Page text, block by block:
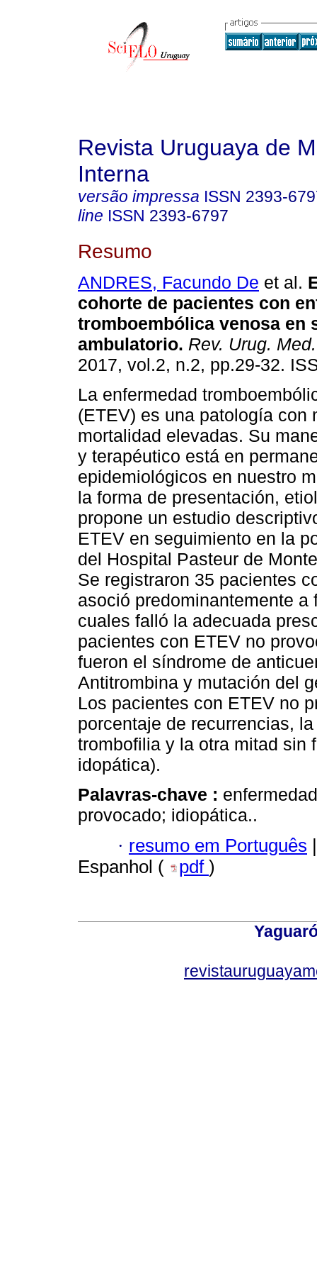
Revista Uruguaya de
Interna
versão impressa ISSN 2393-
line ISSN 2393-6797
Resumo
ANDRES, Facundo De et al.
cohorte de pacientes con
tromboembólica venosa en
ambulatorio. Rev. Urug.
2017, vol.2, n.2, pp.29-32.
La enfermedad
(ETEV) es una patología con
mortalidad elevadas. Su
y terapéutico está en
epidemiológicos en nuestro
la forma de presentación,
propone un estudio
ETEV en seguimiento en la
del Hospital Pasteur de
Se registraron 35 pacientes
asoció predominantemente
cuales falló la adecuada
pacientes con ETEV no
fueron el síndrome de
Antitrombina y mutación del
Los pacientes con ETEV no
porcentaje de recurrencias,
trombofilia y la otra mitad sin
idopática).
Palavras-chave :
provocado; idiopática..
· resumo em Português |
Espanhol (
pdf )